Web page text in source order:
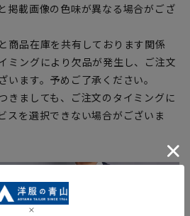
掲載画像の色味が異なる場合がござ
商品在庫を共有しております関係
ミングにより欠品が発生し、ご注文
います。予めご了承ください。
きましても、ご注文のタイミングに
スを選択できない場合がございま